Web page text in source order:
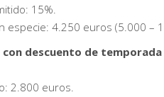
15%.
especie: 4.250 euros (5.000 –
descuento de temporada
2.800 euros.